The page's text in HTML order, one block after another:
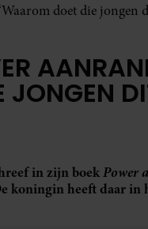
doet die jongen
in zijn boekPower
koningin heeft daar in